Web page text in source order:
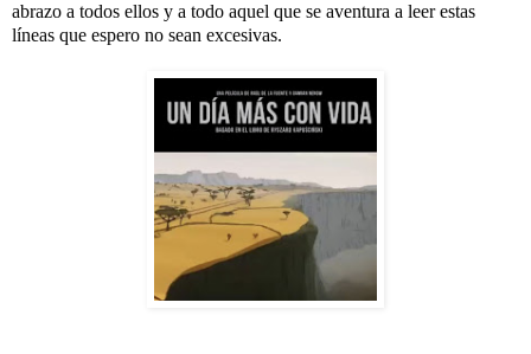
abrazo a todos ellos y a todo aquel que se aventura a leer estas
líneas que espero no sean excesivas.